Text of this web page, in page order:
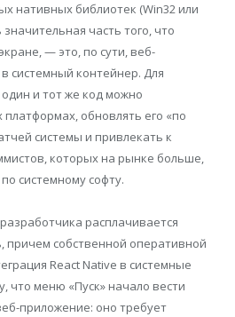
нативных библиотек (Win32 или
значительная часть того, что
— это, по сути, веб-
системный контейнер. Для
и тот же код можно
обновлять его «по
системы и привлекать к
которых на рынке больше,
системному софту.
расплачивается
причем собственной оперативной
React Native в системные
что меню «Пуск» начало вести
приложение: оно требует